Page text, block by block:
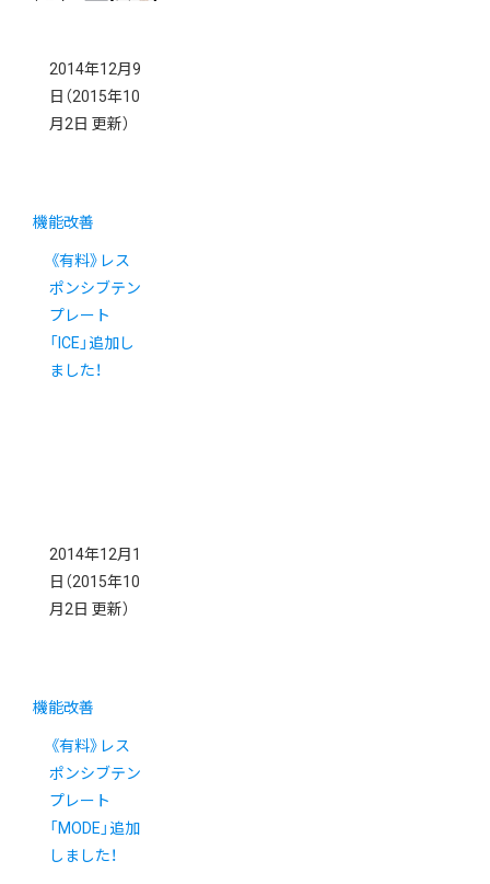
2014年12月9
日 （2015年10
月2日 更新）
機能改善
《有料》レス
ポンシブテン
プレート
「ICE」追加し
ました！
2014年12月1
日 （2015年10
月2日 更新）
機能改善
《有料》レス
ポンシブテン
プレート
「MODE」追加
しました！